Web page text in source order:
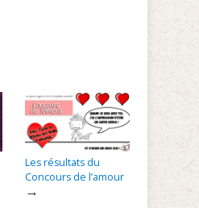
Les résultats du
Concours de l’amour
→